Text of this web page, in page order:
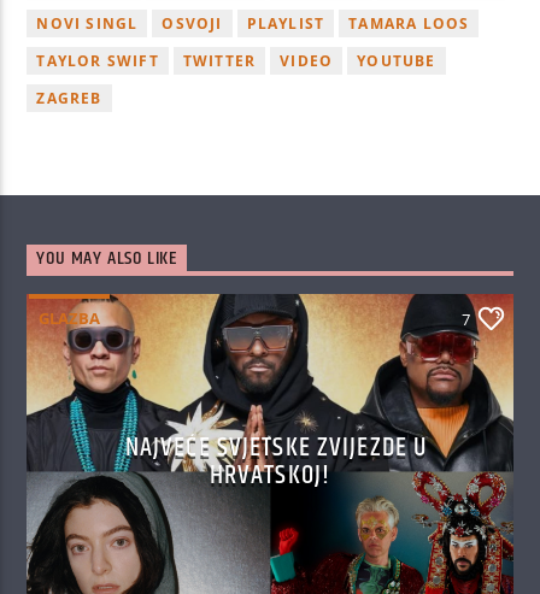
NOVI SINGL
OSVOJI PLAYLIST
TAMARA LOOS
TAYLOR SWIFT
TWITTER VIDEO
YOUTUBE
ZAGREB
YOU MAY ALSO LIKE
GLAZBA 7
NAJVEĆE SVJETSKE ZVIJEZDE U
HRVATSKOJ!